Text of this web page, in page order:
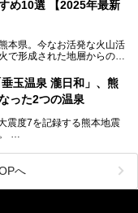
私が実際に入浴した中か
、合計10施設を厳選して
して下さいね！
め10選 【2025年最新
本県。今なお活発な火山活
で形成された地層からの湧
ろから温泉が湧いている温
名温泉、黒川温泉、人吉温
かでも注目のスーパー銭湯
玉温泉 瀧日和」、熊
った2つの温泉
震度7を記録する熊本地震
清風荘」、そして「清風
たるたま）温泉 山口旅
崩れなどのために、一時
の時のニュースで、「地獄
った人もいるかもしれませ
へ